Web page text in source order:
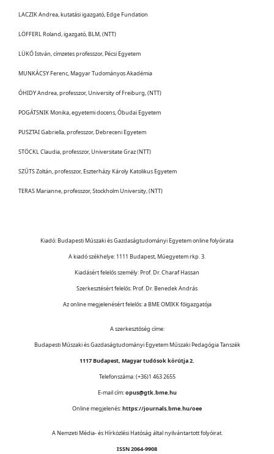
LACZIK Andrea, kutatási igazgató, Edge Fundation
LÖFFERL Roland, igazgató, BLM, (NTT)
LÜKŐ István, címzetes professzor, Pécsi Egyetem
MUNKÁCSY Ferenc, Magyar Tudományos Akadémia
ÓHIDY Andrea, professzor, University of Freiburg, (NTT)
POGÁTSNIK Monika, egyetemi docens, Óbudai Egyetem
PUSZTAI Gabriella, professzor, Debreceni Egyetem
STÖCKL Claudia, professzor, Universitate Graz (NTT)
SZŰTS Zoltán, professzor, Eszterházy Károly Katolikus Egyetem
TERAS Marianne, professzor, Stockholm University, (NTT)
Kiadó: Budapesti Műszaki és Gazdaságtudományi Egyetem online folyóirata
A kiadó székhelye: 1111 Budapest, Műegyetem rkp. 3.
Kiadásért felelős személy: Prof. Dr. Charaf Hassan
Szerkesztésért felelős: Prof. Dr. Benedek András
Az online megjelenésért felelős: a BME OMIKK főigazgatója
A szerkesztőség címe:
Budapesti Műszaki és Gazdaságtudományi Egyetem Műszaki Pedagógia Tanszék
1117 Budapest, Magyar tudósok körútja 2.
Telefonszáma: (+36)1 463 2655
E-mail cím:opus@gtk.bme.hu
Online megjelenés:https://journals.bme.hu/oee
A Nemzeti Média- és Hírközlési Hatóság által nyilvántartott folyóirat.
ISSN 2064-9908